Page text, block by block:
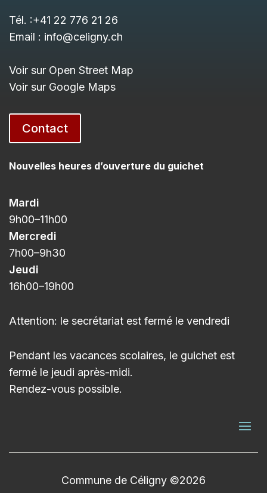
Tél. :+41 22 776 21 26
Email : info@celigny.ch
Voir sur Open Street Map
Voir sur Google Maps
Contact
Nouvelles heures d’ouverture du guichet
Mardi
9h00–11h00
Mercredi
7h00–9h30
Jeudi
16h00–19h00
Attention: le secrétariat est fermé le vendredi
Pendant les vacances scolaires, le guichet est
fermé le jeudi après-midi.
Rendez-vous possible.
Commune de Céligny ©2026